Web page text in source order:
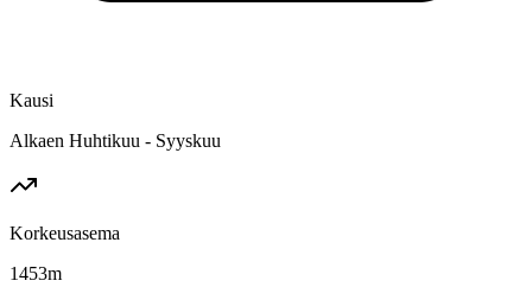
Kausi
Alkaen Huhtikuu - Syyskuu
Korkeusasema
1453m